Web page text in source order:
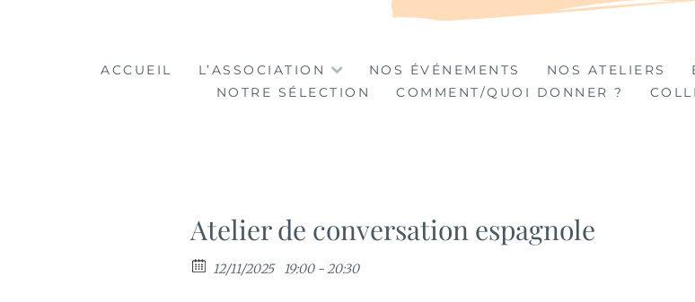
LA TABLE DES MATIÈRES
ACCUEIL L’ASSOCIATION NOS ÉVÉNEMENTS NOS ATELIERS
NOTRE SÉLECTION
COMMENT/QUOI DONNER ?
Atelier de conversation espagnole
12/11/2025 19:00 - 20:30